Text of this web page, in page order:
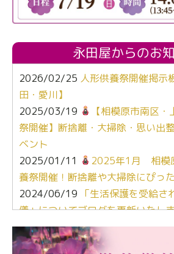
永田屋からのお
2026/02/25 人形供養祭開催掲示
田・愛川】
2025/03/19
【相模原市南区
祭開催】断捨離・大掃除・思い出
ベント
2025/01/11
2025年1月 相模
養祭開催！断捨離や大掃除にぴっ
2024/06/19 「生活保護を受給さ
儀」についてブログを更新いたし
2024/03/06【終活なるほど教室
ぶ！はじめてのお葬式」小さな家